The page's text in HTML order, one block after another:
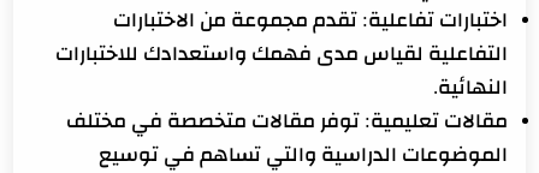
اختبارات تفاعلية: تقدم مجموعة من الاختبارات
التفاعلية لقياس مدى فهمك واستعدادك للاختبارات
النهائية.
مقالات تعليمية: توفر مقالات متخصصة في مختلف
الموضوعات الدراسية والتي تساهم في توسيع